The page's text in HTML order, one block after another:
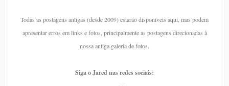
Todas as postagens antigas (desde 2009) estarão disponíveis aqui, mas podem
apresentar erros em links e fotos, principalmente as postagens direcionadas à
nossa antiga galeria de fotos.
Siga o Jared nas redes sociais: